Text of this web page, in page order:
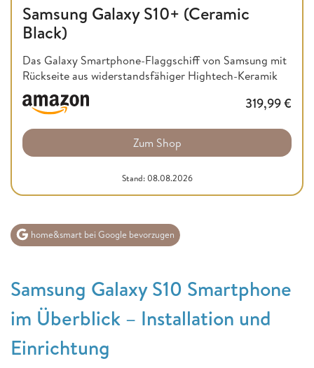
Samsung Galaxy S10+ (Ceramic
Black)
Das Galaxy Smartphone-Flaggschiff von Samsung mit
Rückseite aus widerstandsfähiger Hightech-Keramik
319,99€
Zum Shop
Stand: 08.08.2026
home&smart bei Google bevorzugen
Samsung Galaxy S10 Smartphone
im Überblick – Installation und
Einrichtung